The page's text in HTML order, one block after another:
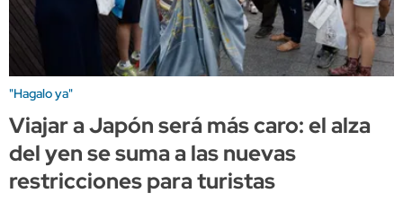
"Hagalo ya"
Viajar a Japón será más caro: el alza
del yen se suma a las nuevas
restricciones para turistas